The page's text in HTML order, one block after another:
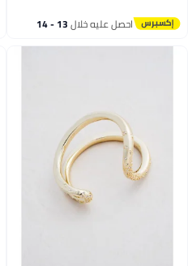
احصل عليه خلال 13 - 14